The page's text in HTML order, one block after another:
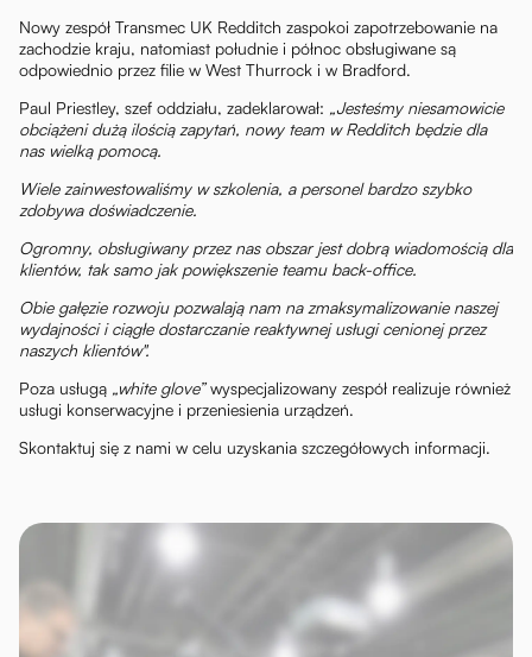
Nowy zespół Transmec UK Redditch zaspokoi zapotrzebowanie na
zachodzie kraju, natomiast południe i północ obsługiwane są
odpowiednio przez filie w West Thurrock i w Bradford.
Paul Priestley, szef oddziału, zadeklarował: „Jesteśmy niesamowicie
obciążeni dużą ilością zapytań, nowy team w Redditch będzie dla
nas wielką pomocą.
Wiele zainwestowaliśmy w szkolenia, a personel bardzo szybko
zdobywa doświadczenie.
Ogromny, obsługiwany przez nas obszar jest dobrą wiadomością dla
klientów, tak samo jak powiększenie teamu back-office.
Obie gałęzie rozwoju pozwalają nam na zmaksymalizowanie naszej
wydajności i ciągłe dostarczanie reaktywnej usługi cenionej przez
naszych klientów".
Poza usługą „white glove”wyspecjalizowany zespół realizuje również
usługi konserwacyjne i przeniesienia urządzeń.
Skontaktuj się z nami w celu uzyskania szczegółowych informacji.